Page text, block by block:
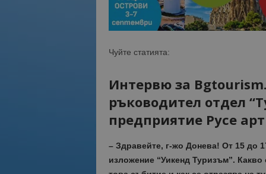
Чуйте статията:
Интервю за
ръководител отдел
предприятие Русе
– Здравейте, г-жо Донева! От 15 до
изложение “Уикенд Туризъм”. Какво